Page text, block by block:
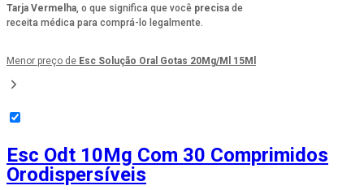
Tarja Vermelha, o que significa que você precisa de
receita médica para comprá-lo legalmente.
Menor preço de Esc Solução Oral Gotas 20Mg/Ml 15Ml
Esc Odt 10Mg Com 30 Comprimidos
Orodispersíveis